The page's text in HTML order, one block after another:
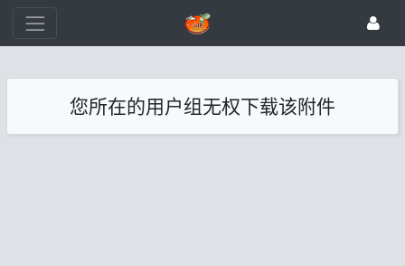
您所在的用户组无权下载该附件